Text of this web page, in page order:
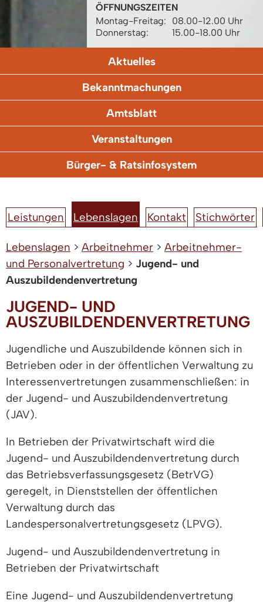
ÖFFNUNGSZEITEN
Montag-Freitag:
08.00-12.00 Uhr
Donnerstag:
15.00-18.00 Uhr
Aktuelles
Bekanntmachungen
Amtsblatt
Veranstaltungen
Bürger- & Ratsinfosystem
Leistungen Lebenslagen Kontakt Stichwörter
Lebenslagen > Arbeitnehmer > Arbeitnehmer-
und Personalvertretung > Jugend- und
Auszubildendenvertretung
JUGEND- UND
AUSZUBILDENDENVERTRETUNG
Jugendliche und Auszubildende können sich in
Betrieben oder in der öffentlichen Verwaltung zu
Interessenvertretungen zusammenschließen: in
der Jugend- und Auszubildendenvertretung
(JAV).
In Betrieben der Privatwirtschaft wird die
Jugend- und Auszubildendenvertretung durch
das Betriebsverfassungsgesetz (BetrVG)
geregelt, in Dienststellen der öffentlichen
Verwaltung durch das
Landespersonalvertretungsgesetz (LPVG).
Jugend- und Auszubildendenvertretung in
Betrieben der Privatwirtschaft
Eine Jugend- und Auszubildendenvertretung